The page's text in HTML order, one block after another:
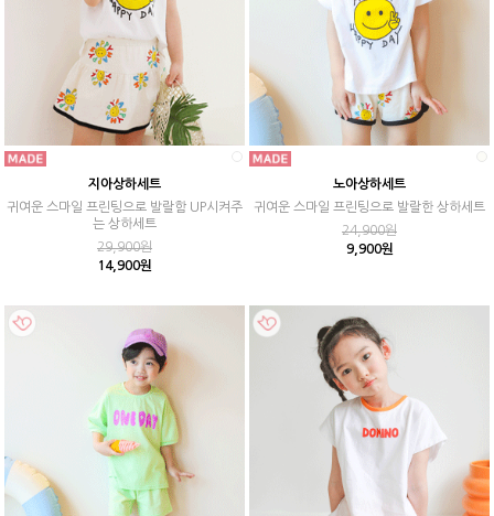
지아상하세트
귀여운 스마일 프린팅으로 발랄함 UP시켜주
는 상하세트
29,900원
14,900원
노아상하세트
귀여운 스마일 프린팅으로 발랄한 상하세트
24,900원
9,900원